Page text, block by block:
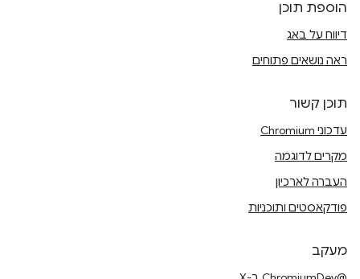
הוספת תוכן
דיווח על באג
ראה נושאים פתוחים
תוכן קשור
עדכוני Chromium
מקרים לדוגמה
העברה לארכיון
פודקאסטים ותוכניות
מעקב